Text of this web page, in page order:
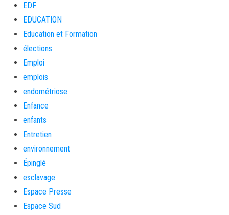
EDF
EDUCATION
Education et Formation
élections
Emploi
emplois
endométriose
Enfance
enfants
Entretien
environnement
Épinglé
esclavage
Espace Presse
Espace Sud